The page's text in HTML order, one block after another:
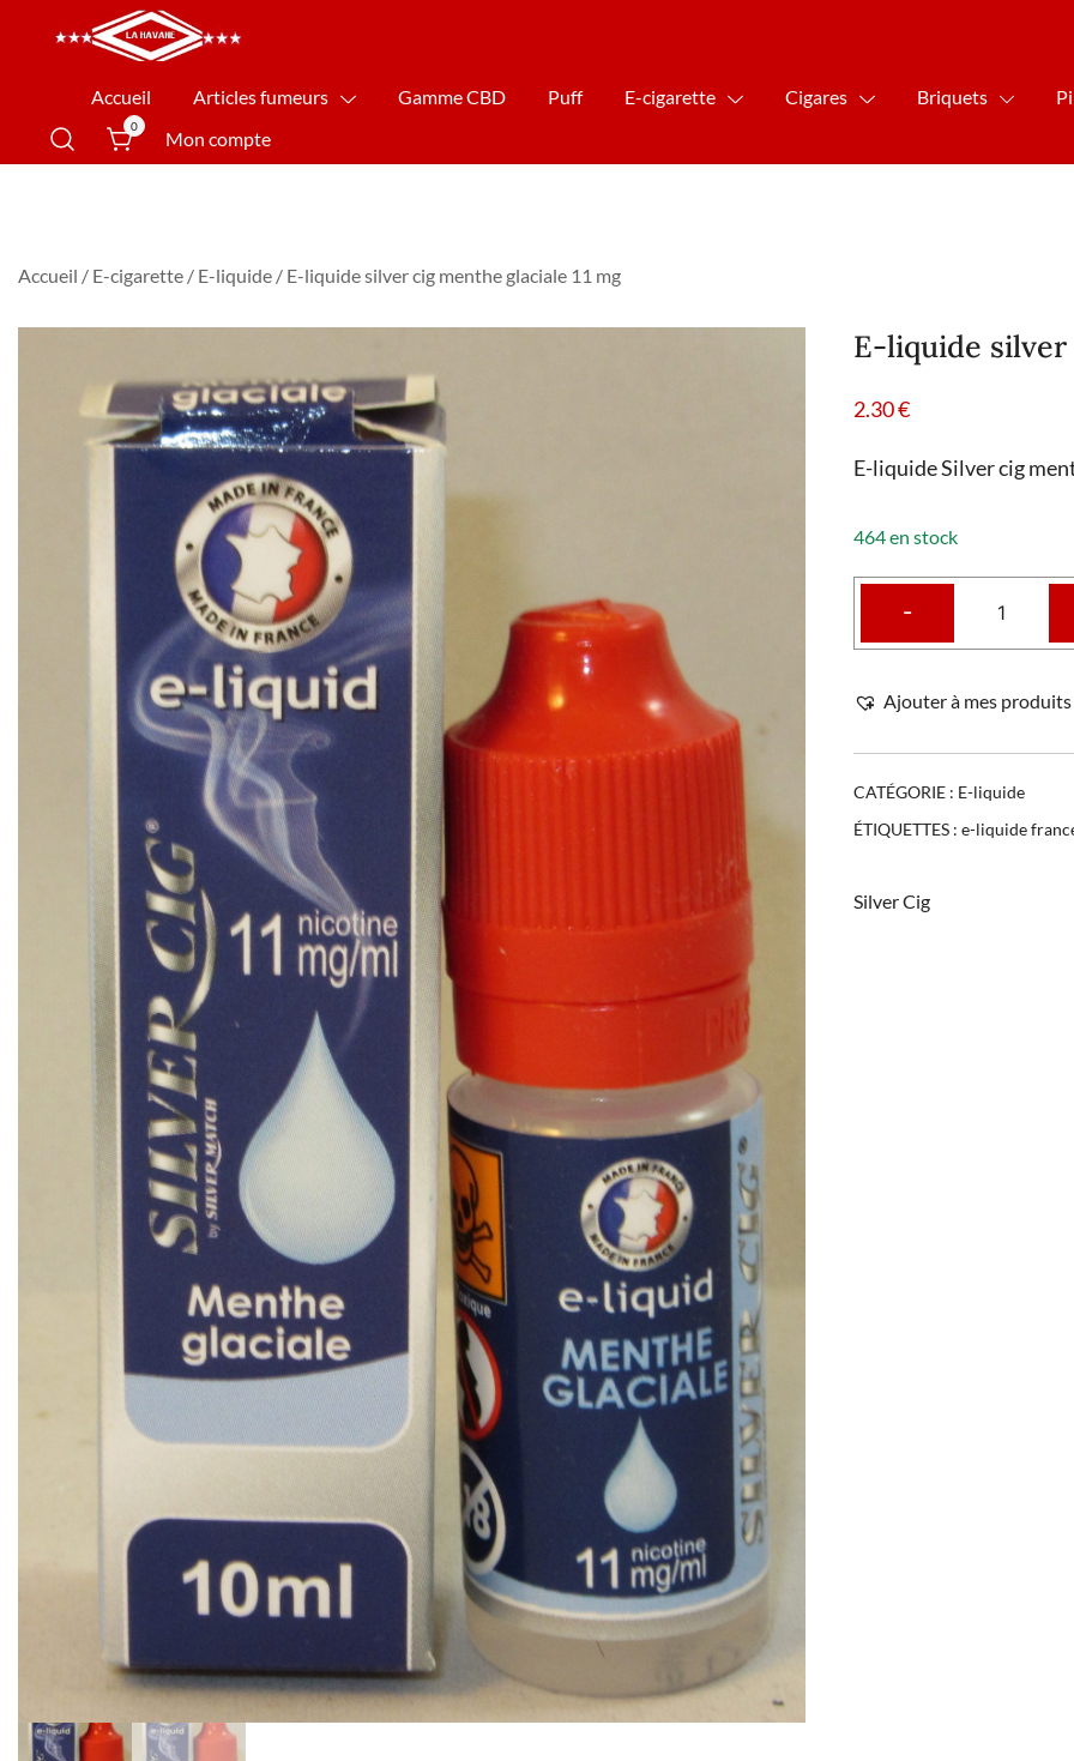
La Havane Nîmes
Accueil Articles fumeurs Gamme CBD Puff E-cigarette Cigares Briquets
0
Mon compte
Accueil / E-cigarette / E-liquide / E-liquide silver cig menthe glaciale 11 mg
E-liquide silver
2.30€
E-liquide Silver cig
464 en stock
-
Ajouter à mes
CATÉGORIE : E-liquide
ÉTIQUETTES : e-liquide
Silver Cig